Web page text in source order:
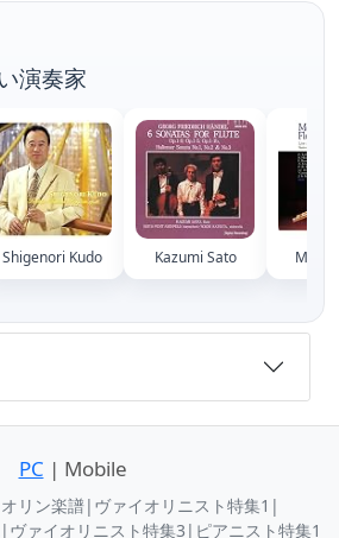
演奏家
Shigenori Kudo Kazumi Sato
PC | Mobile
リン楽譜| ヴァイオリニスト特集1 |
| ヴァイオリニスト特集3 | ピアニスト特集1